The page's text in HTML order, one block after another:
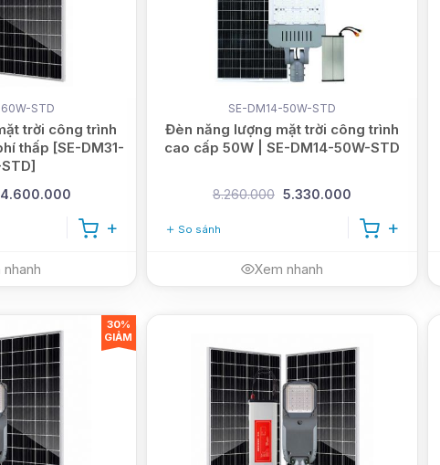
STD
trời công trình
thấp [SE-DM31-
4.600.000
nhanh
SE-DM14-50W-STD
Đèn năng lượng mặt trời công trình
cao cấp 50W | SE-DM14-50W-STD
8.260.000 5.330.000
So sánh
Xem nhanh
30%
GIẢM